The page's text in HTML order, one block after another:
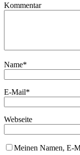
Kommentar
Name*
E-Mail*
Webseite
Meinen Namen, E-